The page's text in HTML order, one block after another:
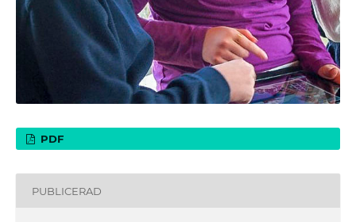
PDF
PUBLICERAD